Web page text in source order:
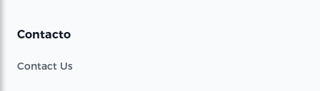
Contacto
Contact Us